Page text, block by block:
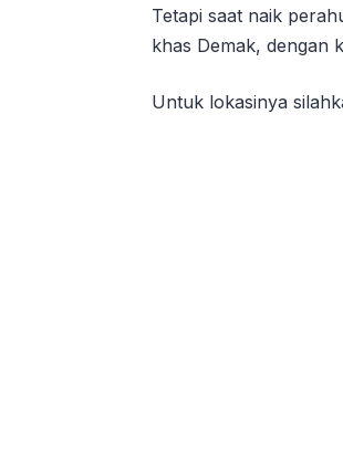
Tetapi saat naik
khas Demak, dengan
Untuk lokasinya